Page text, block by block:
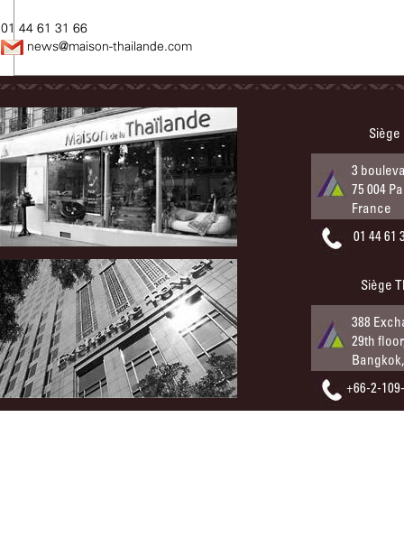
01 44 61 31 66
news@maison-thailande.com
Siège
3
75 004
France
01 44 61
Siège
388
29th
+66-2-